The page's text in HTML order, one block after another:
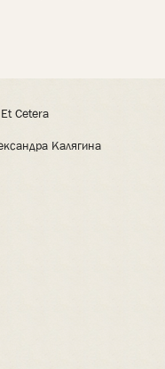
Cetera
Калягина